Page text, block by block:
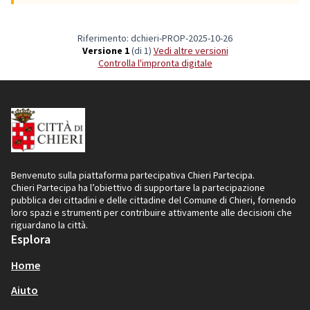
Riferimento: dchieri-PROP-2025-10-26
Versione 1(di 1) vedi altre versioni
Controlla l'impronta digitale
Benvenuto sulla piattaforma partecipativa Chieri Partecipa.
Chieri Partecipa ha l’obiettivo di supportare la partecipazione
pubblica dei cittadini e delle cittadine del Comune di Chieri, fornendo
loro spazi e strumenti per contribuire attivamente alle decisioni che
riguardano la città.
Esplora
Home
Aiuto